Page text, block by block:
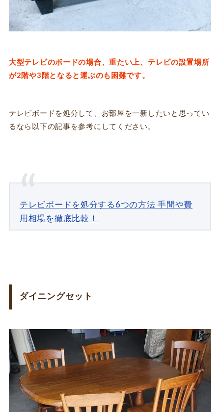
大型テレビのボードの場合、重たい上、テレビの設置場所
が2階や3階となると運ぶのも困難です。
テレビボードを処分して、お部屋を一新したいと思ってい
るなら以下の記事 を参考にしてください。
テレビボードを処分する6つの方法 手間や費
用相場を徹底比較！
ダイニングセット